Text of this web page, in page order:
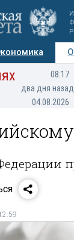
08:17
два дня назад
04.08.2026